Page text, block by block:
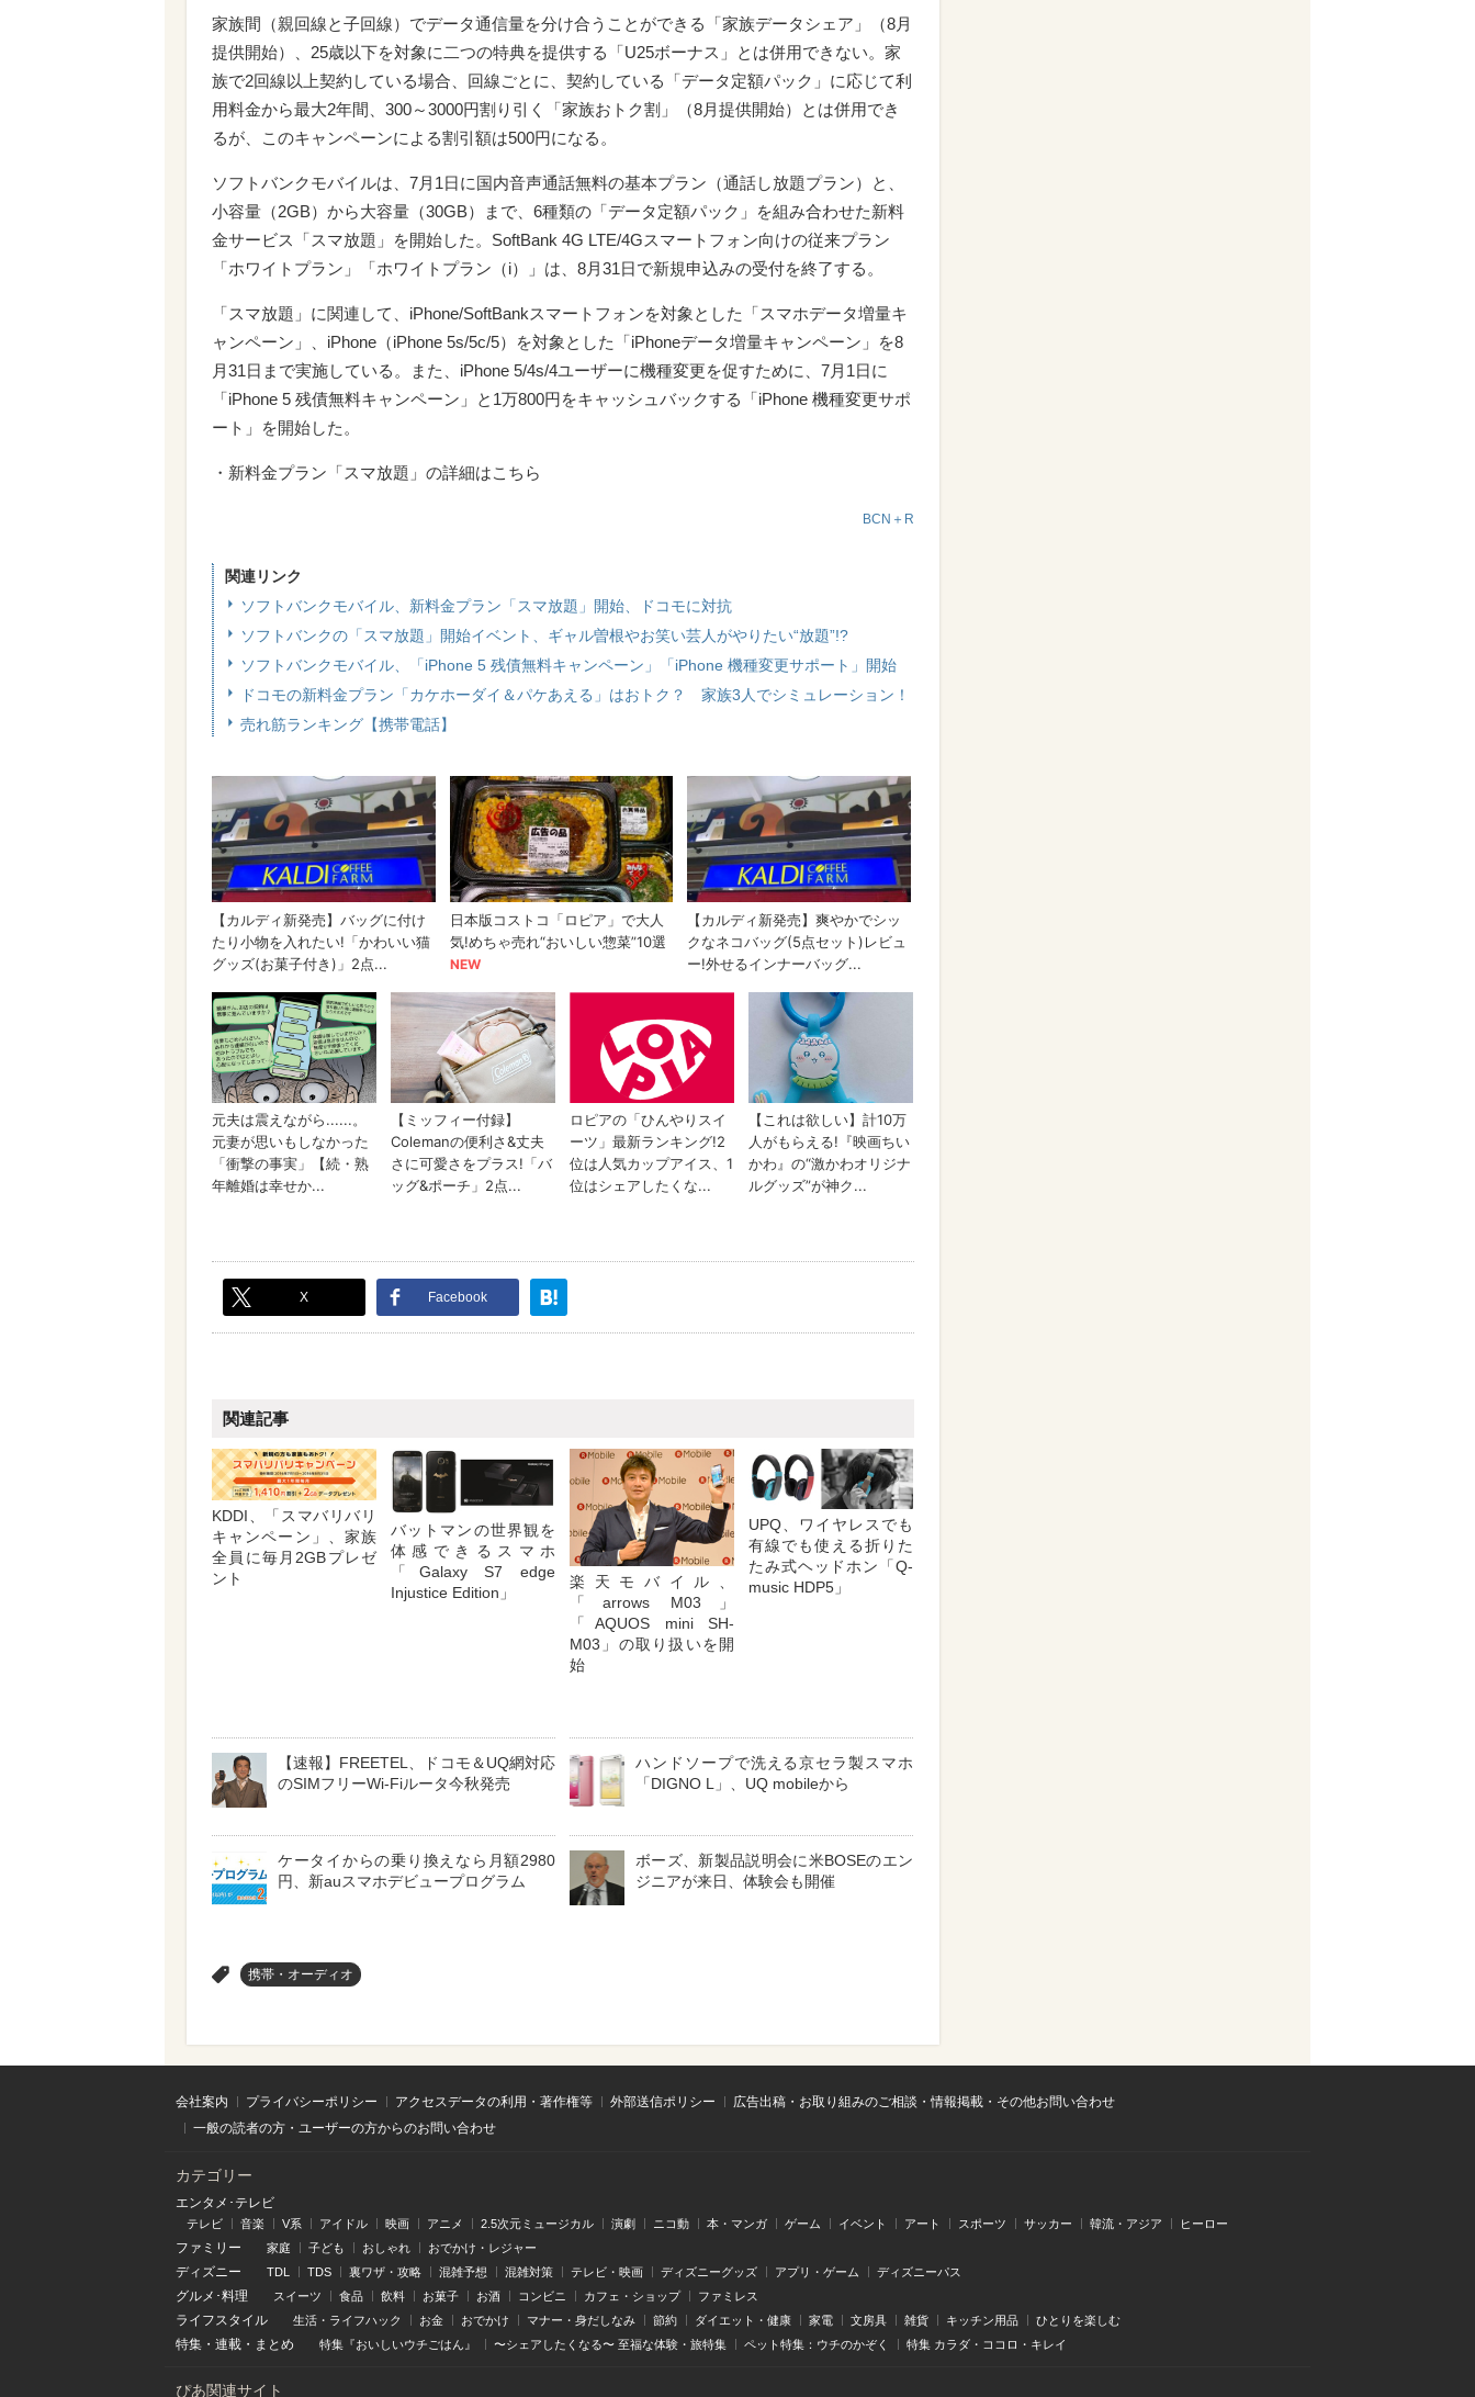
家族間（親回線と子回線）でデータ通信量を分け合うことができる「家族データシェア」（8月
提供開始）、25歳以下を対象に二つの特典を提供する「U25ボーナス」とは併用できない。家
族で2回線以上契約している場合、回線ごとに、契約している「データ定額パック」に応じて利
用料金から最大2年間、300～3000円割り引く「家族おトク割」（8月提供開始）とは併用でき
るが、このキャンペーンによる割引額は500円になる。
ソフトバンクモバイルは、7月1日に国内音声通話無料の基本プラン（通話し放題プラン）と、
小容量（2GB）から大容量（30GB）まで、6種類の「データ定額パック」を組み合わせた新料
金サービス「スマ放題」を開始した。SoftBank 4G LTE/4Gスマートフォン向けの従来プラン
「ホワイトプラン」「ホワイトプラン（i）」は、8月31日で新規申込みの受付を終了する。
「スマ放題」に関連して、iPhone/SoftBankスマートフォンを対象とした「スマホデータ増量キ
ャンペーン」、iPhone（iPhone 5s/5c/5）を対象とした「iPhoneデータ増量キャンペーン」を8
月31日まで実施している。また、iPhone 5/4s/4ユーザーに機種変更を促すために、7月1日に
「iPhone 5 残債無料キャンペーン」と1万800円をキャッシュバックする「iPhone 機種変更サポ
ート」を開始した。
・新料金プラン「スマ放題」の詳細はこちら
BCN＋R
関連リンク
ソフトバンクモバイル、新料金プラン「スマ放題」開始、ドコモに対抗
ソフトバンクの「スマ放題」開始イベント、ギャル曽根やお笑い芸人がやりたい“放題”!?
ソフトバンクモバイル、「iPhone 5 残債無料キャンペーン」「iPhone 機種変更サポート」開始
ドコモの新料金プラン「カケホーダイ＆パケあえる」はおトク？ 家族3人でシミュレーション！
売れ筋ランキング【携帯電話】
X Facebook
関連記事
KDDI、「スマバリバリ
キャンペーン」、家族
全員に毎月2GBプレゼ
ント
バットマンの世界観を
体感できるスマホ
「Galaxy S7 edge
Injustice Edition」
楽天モバイル、
「arrows M03」
「AQUOS mini SH-
M03」の取り扱いを開
始
UPQ、ワイヤレスでも
有線でも使える折りた
たみ式ヘッドホン「Q-
music HDP5」
【速報】FREETEL、ドコモ＆UQ網対応
のSIMフリーWi-Fiルータ今秋発売
ハンドソープで洗える京セラ製スマホ
「DIGNO L」、UQ mobileから
ケータイからの乗り換えなら月額2980
円、新auスマホデビュープログラム
ボーズ、新製品説明会に米BOSEのエン
ジニアが来日、体験会も開催
携帯・オーディオ
会社案内 プライバシーポリシー アクセスデータの利用・著作権等 外部送信ポリシー
広告出稿・お取り組みのご相談・情報掲載・その他お問い合わせ
一般の読者の方・ユーザーの方からのお問い合わせ
カテゴリー
エンタメ･テレビ
テレビ 音楽 V系 アイドル 映画 アニメ 2.5次元ミュージカル 演劇 ニコ動 本・マンガ ゲーム イベント アート スポーツ サッカー 韓流・アジア ヒーロー
ファミリー 家庭 子ども おしゃれ おでかけ・レジャー
ディズニー TDL TDS 裏ワザ・攻略 混雑予想 混雑対策 テレビ・映画 ディズニーグッズ アプリ・ゲーム ディズニーパス
グルメ･料理 スイーツ 食品 飲料 お菓子 お酒 コンビニ カフェ・ショップ ファミレス
ライフスタイル 生活・ライフハック お金 おでかけ マナー・身だしなみ 節約 ダイエット・健康 家電 文房具 雑貨 キッチン用品 ひとりを楽しむ
特集 ・ 連載 ・ まとめ 特集『おいしいウチごはん』 〜シェアしたくなる〜 至福な体験・旅特集 ペット特集：ウチのかぞく 特集 カラダ・ココロ・キレイ
ぴあ関連サイト